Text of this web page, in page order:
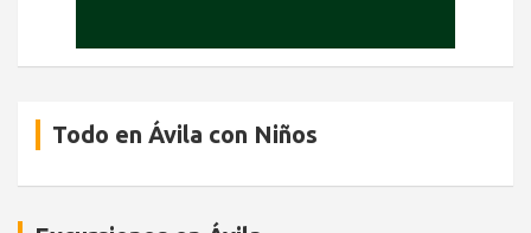
Todo en Ávila con Niños